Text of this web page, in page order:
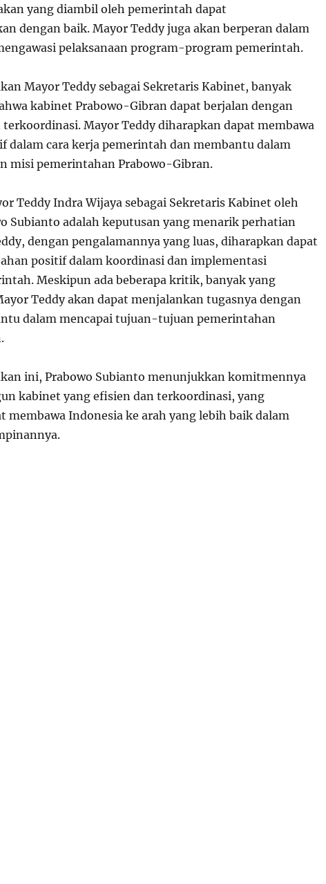
yang diambil oleh pemerintah dapat
dengan baik. Mayor Teddy juga akan berperan dalam
pelaksanaan program-program pemerintah.
Mayor Teddy sebagai Sekretaris Kabinet, banyak
kabinet Prabowo-Gibran dapat berjalan dengan
Mayor Teddy diharapkan dapat membawa
dalam cara kerja pemerintah dan membantu dalam
misi pemerintahan Prabowo-Gibran.
Teddy Indra Wijaya sebagai Sekretaris Kabinet oleh
Subianto adalah keputusan yang menarik perhatian
dengan pengalamannya yang luas, diharapkan dapat
positif dalam koordinasi dan implementasi
Meskipun ada beberapa kritik, banyak yang
Teddy akan dapat menjalankan tugasnya dengan
dalam mencapai tujuan-tujuan pemerintahan
ini, Prabowo Subianto menunjukkan komitmennya
kabinet yang efisien dan terkoordinasi, yang
membawa Indonesia ke arah yang lebih baik dalam